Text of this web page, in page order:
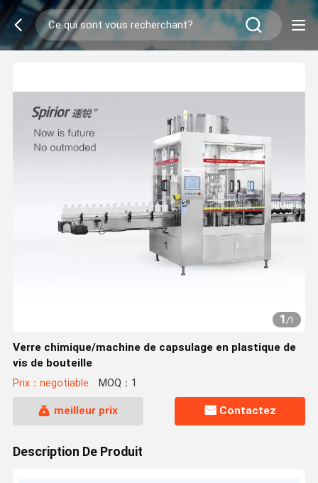
1/1
Verre chimique/machine de capsulage en plastique de
vis de bouteille
Prix：negotiable MOQ：1
meilleur prix Contactez
Description De Produit